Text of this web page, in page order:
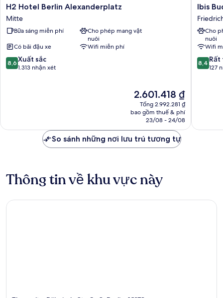
H2
Hotel
Berlin
Alexanderplatz
H2 Hotel Berlin Alexanderplatz
Mitte
Bữa sáng miễn phí
Cho phép mang vật
nuôi
Có bãi đậu xe
Wifi miễn phí
8.6
trên
8,6 Xuất sắc
1.313 nhận xét
Giá
hiện
tại
2.601.418 ₫
2.601.418 ₫
Tổng 2.992.281 ₫
bao gồm thuế & phí
23/08 - 24/08
Ibis
Budget
Berlin
Ibis
Cho
nuôi
Wifi
8.4
trên
8,4 Rất
127
So sánh những nơi lưu trú tương tự
Thông tin về khu vực này